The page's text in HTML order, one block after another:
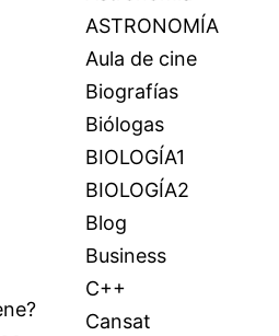
ASTRONOMÍA
Aula de cine
Biografías
Biólogas
BIOLOGÍA1
BIOLOGÍA2
Blog
Business
C++
Cansat